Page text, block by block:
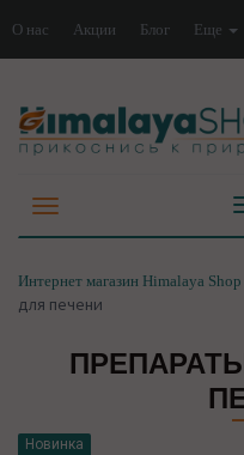
О нас Акции Блог Еще
Интернет магазин Himalaya Shop
для печени
Новинка